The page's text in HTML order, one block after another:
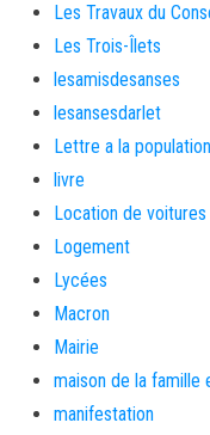
Les Travaux du
Les Trois-Îlets
lesamisdesanses
lesansesdarlet
Lettre a la population
livre
Location de voitures
Logement
Lycées
Macron
Mairie
maison de la famille
manifestation